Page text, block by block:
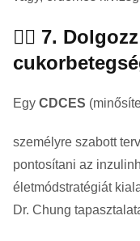
👩‍⚕️ 7.
Egy CDCES
személyre szabott
pontosítani az
életmódstratégiát
Dr. Chung